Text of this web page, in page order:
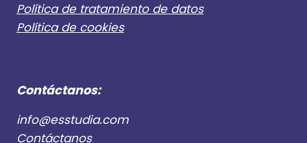
Política de tratamiento de datos
Política de cookies
Contáctanos:
info@esstudia.com
Contáctanos